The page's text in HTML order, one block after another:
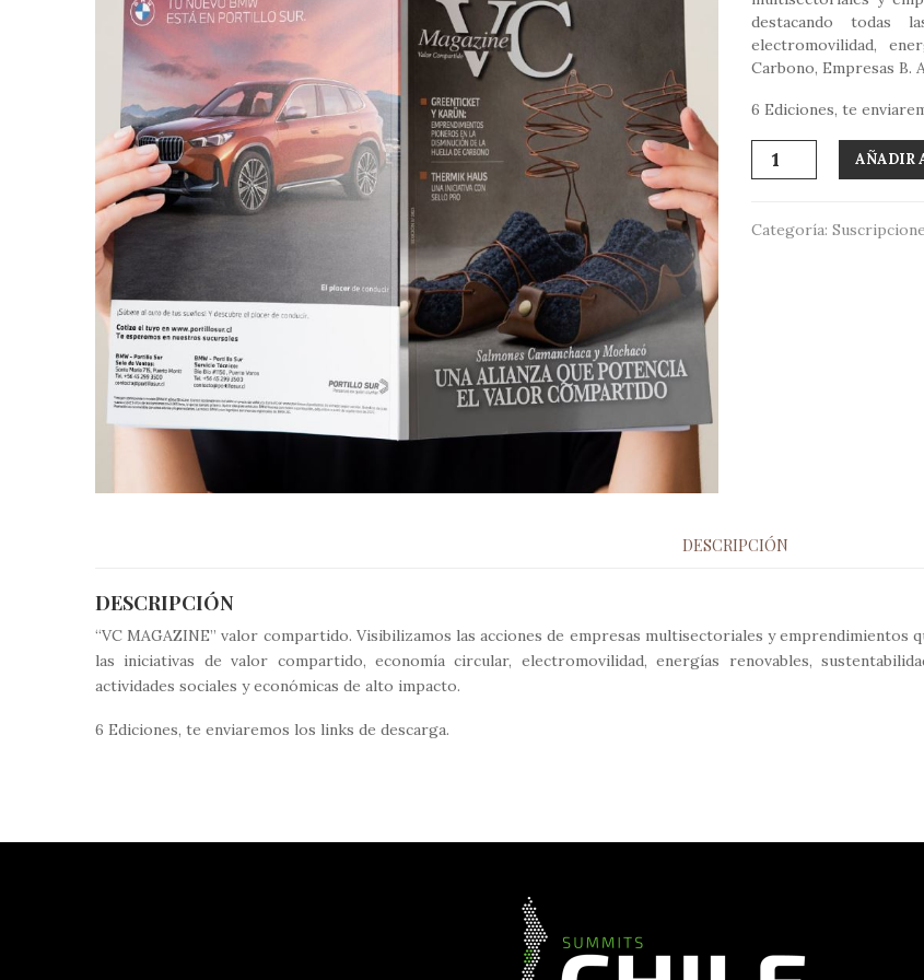
destacando todas
electromovilidad,
Carbono, Empresas B.
6 Ediciones, te
Suscripción
Digital
AÑADIR
Categoría:
DESCRIPCIÓN
DESCRIPCIÓN
“VC MAGAZINE” valor compartido. Visibilizamos las acciones de empresas multisectoriales y emprendimientos
las iniciativas de valor compartido, economía circular, electromovilidad, energías renovables,
actividades sociales y económicas de alto impacto.
6 Ediciones, te enviaremos los links de descarga.